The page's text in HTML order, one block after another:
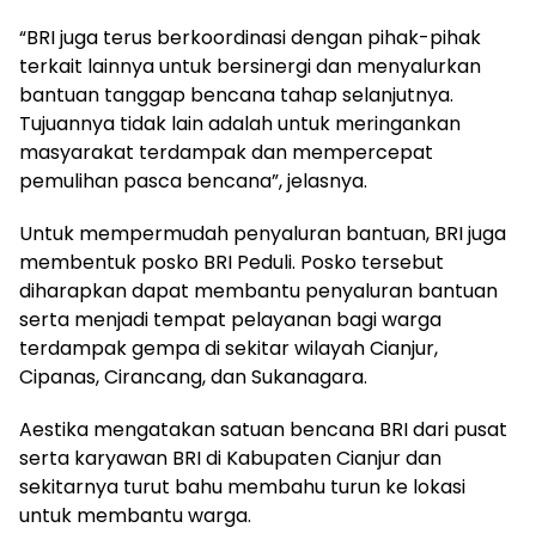
“BRI juga terus berkoordinasi dengan pihak-pihak
terkait lainnya untuk bersinergi dan menyalurkan
bantuan tanggap bencana tahap selanjutnya.
Tujuannya tidak lain adalah untuk meringankan
masyarakat terdampak dan mempercepat
pemulihan pasca bencana”, jelasnya.
Untuk mempermudah penyaluran bantuan, BRI juga
membentuk posko BRI Peduli. Posko tersebut
diharapkan dapat membantu penyaluran bantuan
serta menjadi tempat pelayanan bagi warga
terdampak gempa di sekitar wilayah Cianjur,
Cipanas, Cirancang, dan Sukanagara.
Aestika mengatakan satuan bencana BRI dari pusat
serta karyawan BRI di Kabupaten Cianjur dan
sekitarnya turut bahu membahu turun ke lokasi
untuk membantu warga.